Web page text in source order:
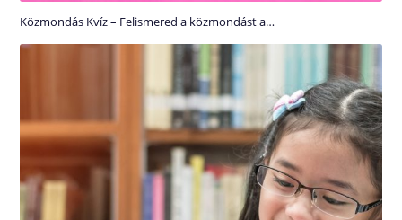
Közmondás Kvíz – Felismered a közmondást a…